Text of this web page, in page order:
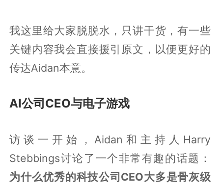
我这里给大家脱脱水，只讲干货，有一些
关键内容我会直接援引原文，以便更好的
传达Aidan本意。
AI公司CEO与电子游戏
访谈一开始，Aidan和主持人Harry
Stebbings讨论了一个非常有趣的话题：
为什么优秀的科技公司CEO大多是骨灰级